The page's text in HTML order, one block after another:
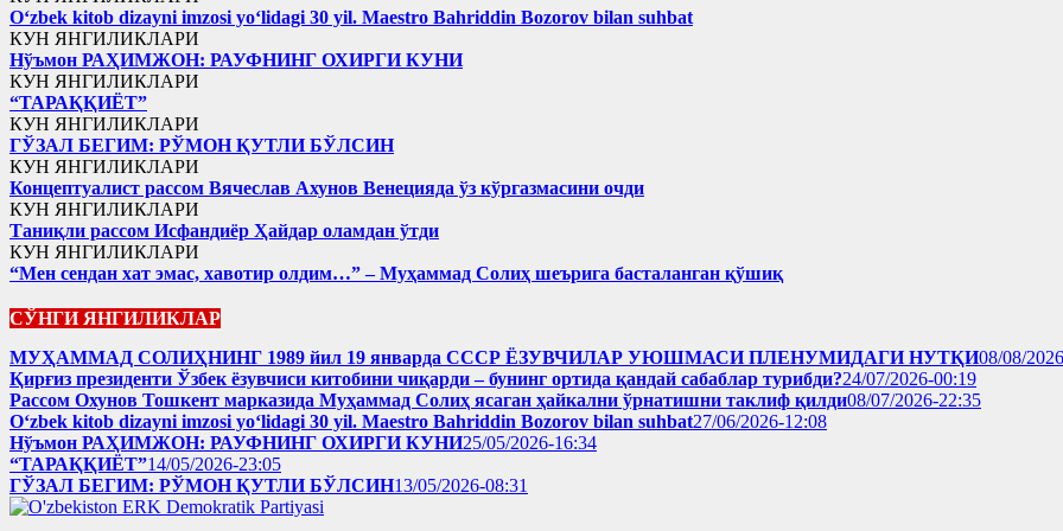
Oʻzbek kitob dizayni imzosi yoʻlidagi 30 yil. Maestro Bahriddin Bozorov bilan suhbat
КУН ЯНГИЛИКЛАРИ
Нўъмон РАҲИМЖОН: РАУФНИНГ ОХИРГИ КУНИ
КУН ЯНГИЛИКЛАРИ
“ТАРАҚҚИЁТ”
КУН ЯНГИЛИКЛАРИ
ГЎЗАЛ БЕГИМ: РЎМОН ҚУТЛИ БЎЛСИН
КУН ЯНГИЛИКЛАРИ
Концептуалист рассом Вячеслав Ахунов Венецияда ўз кўргазмасини очди
КУН ЯНГИЛИКЛАРИ
Таниқли рассом Исфандиёр Ҳайдар оламдан ўтди
КУН ЯНГИЛИКЛАРИ
“Мен сендан хат эмас, хавотир олдим…” – Муҳаммад Солиҳ шеърига басталанган қўшиқ
СЎНГИ ЯНГИЛИКЛАР
МУҲАММАД СОЛИҲНИНГ 1989 йил 19 январда СССР ЁЗУВЧИЛАР УЮШМАСИ ПЛЕНУМИДАГИ НУТҚИ08/08/
Қирғиз президенти Ўзбек ёзувчиси китобини чиқарди – бунинг ортида қандай сабаблар турибди?24/07/2026-00:19
Рассом Охунов Тошкент марказида Муҳаммад Солиҳ яcаган ҳайкални ўрнатишни таклиф қилди08/07/2026-22:35
Oʻzbek kitob dizayni imzosi yoʻlidagi 30 yil. Maestro Bahriddin Bozorov bilan suhbat27/06/2026-12:08
Нўъмон РАҲИМЖОН: РАУФНИНГ ОХИРГИ КУНИ25/05/2026-16:34
“ТАРАҚҚИЁТ”14/05/2026-23:05
ГЎЗАЛ БЕГИМ: РЎМОН ҚУТЛИ БЎЛСИН13/05/2026-08:31